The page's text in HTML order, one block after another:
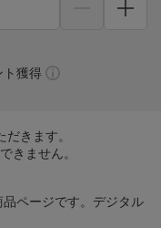
ト獲得
きます。
きません。
ページです。デジタル